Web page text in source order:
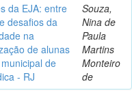
da EJA: entre
desafios da
na
de alunas
de
- RJ
Souza,
Nina de
Paula
Martins
Monteiro
de